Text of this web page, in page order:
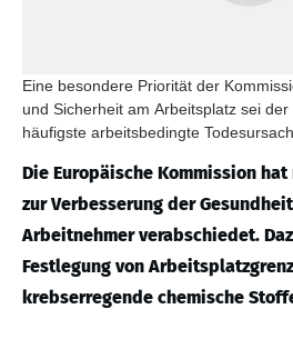
Eine besondere Priorität der
und Sicherheit am Arbeitsplatz sei
häufigste arbeitsbedingte
Die Europäische Kommission
zur Verbesserung der
Arbeitnehmer verabschiedet.
Festlegung von
krebserregende chemische